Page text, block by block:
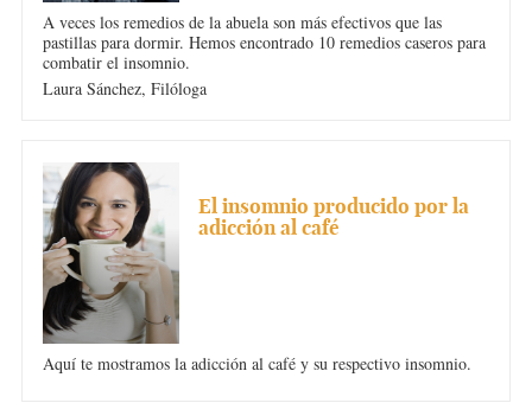
A veces los remedios de la abuela son más efectivos que las
pastillas para dormir. Hemos encontrado 10 remedios caseros para
combatir el insomnio.
Laura Sánchez,Filóloga
El insomnio producido por la
adicción al café
Aquí te mostramos la adicción al café y su respectivo insomnio.